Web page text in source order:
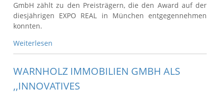
GmbH zählt zu den Preisträgern, die den Award auf der
diesjährigen EXPO REAL in München entgegennehmen
konnten.
Weiterlesen
WARNHOLZ IMMOBILIEN GMBH ALS
,,INNOVATIVES